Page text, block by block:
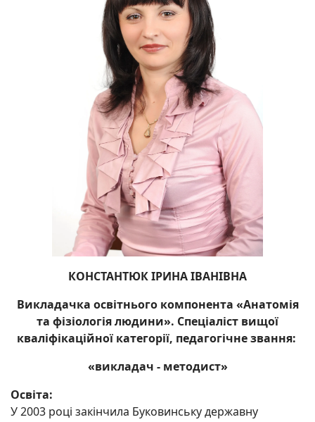
КОНСТАНТЮК ІРИНА ІВАНІВНА
Викладачка освітнього компонента «Анатомія
та фізіологія людини». Спеціаліст вищої
кваліфікаційної категорії, педагогічне звання:
«викладач - методист»
Освіта:
У 2003 році закінчила Буковинську державну